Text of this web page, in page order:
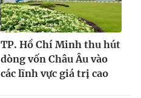
TP. Hồ Chí Minh thu hút
dòng vốn Châu Âu vào
các lĩnh vực giá trị cao